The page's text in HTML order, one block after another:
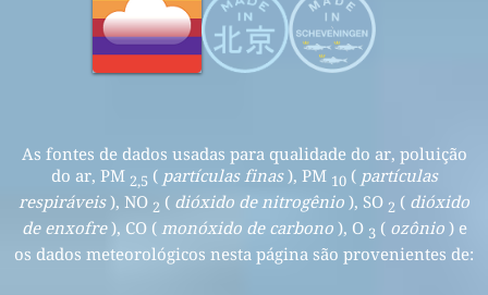
As fontes de dados usadas para qualidade do ar, poluição
do ar, PM 2,5 ( partículas finas), PM 10( partículas
respiráveis), NO 2 ( dióxido de nitrogênio ), SO 2 ( dióxido
de enxofre), CO ( monóxido de carbono), O 3 ( ozônio) e
os dados meteorológicos nesta página são provenientes de: